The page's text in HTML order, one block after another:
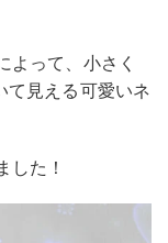
よって、小さく
見える可愛いネ
した！